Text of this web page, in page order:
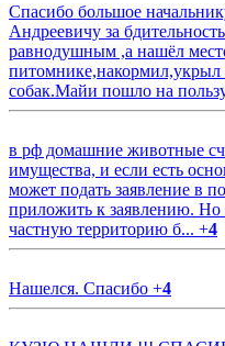
Спасибо большое
Андреевичу за
равнодушным ,а нашёл
питомнике,накормил,укрыл
собак.Майи пошло на
в рф домашние животные
имущества, и если есть
может подать заявление в
приложить к заявлению. Но
частную территорию б... +4
Нашелся. Спасибо +4